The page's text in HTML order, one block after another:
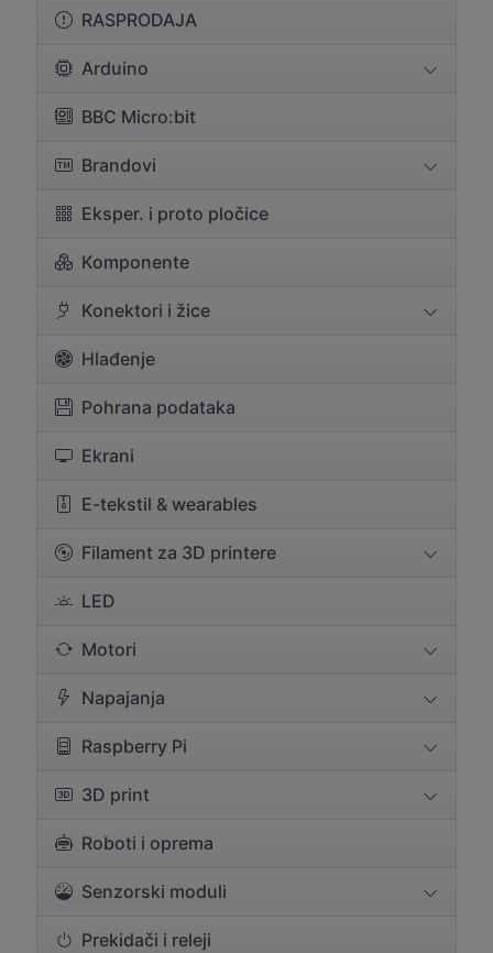
RASPRODAJA
Arduino
BBC Micro:bit
Brandovi
Eksper. i proto pločice
Komponente
Konektori i žice
Hlađenje
Pohrana podataka
Ekrani
E-tekstil & wearables
Filament za 3D printere
LED
Motori
Napajanja
Raspberry Pi
3D print
Roboti i oprema
Senzorski moduli
Prekidači i releji